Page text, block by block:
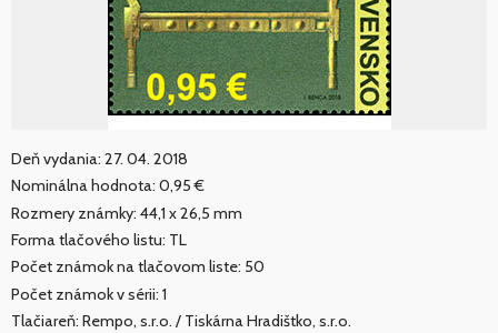
Deň vydania: 27. 04. 2018
Nominálna hodnota: 0,95 €
Rozmery známky: 44,1 x 26,5 mm
Forma tlačového listu: TL
Počet známok na tlačovom liste: 50
Počet známok v sérii: 1
Tlačiareň: Rempo, s.r.o. / Tiskárna Hradištko, s.r.o.